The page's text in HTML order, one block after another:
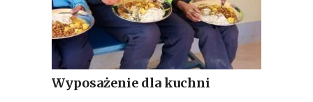
Wyposażenie dla kuchni